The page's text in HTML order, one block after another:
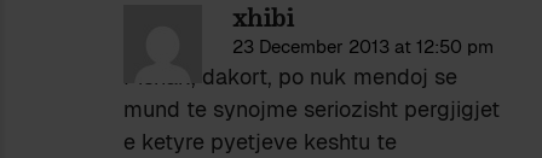
xhibi
23 December 2013 at 12:50 pm
Pishak, dakort, po nuk mendoj se
mund te synojme seriozisht pergjigjet
e ketyre pyetjeve keshtu te